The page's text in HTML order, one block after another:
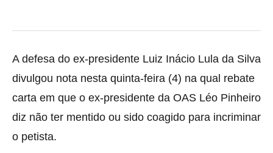
A defesa do ex-presidente Luiz Inácio Lula da Silva
divulgou nota nesta quinta-feira (4) na qual rebate
carta em que o ex-presidente da OAS Léo Pinheiro
diz não ter mentido ou sido coagido para incriminar
o petista.